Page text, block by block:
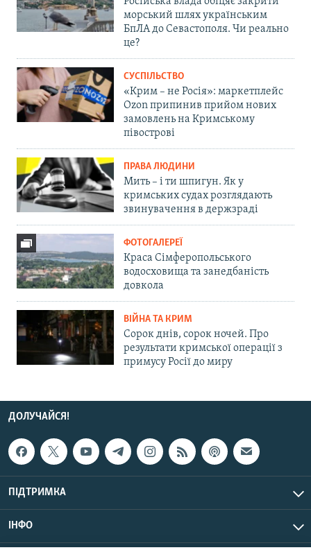
морський шлях українським
БпЛА до Севастополя. Чи реально
це?
СУСПІЛЬСТВО
«Крим – не Росія»: маркетплейс
Ozon припинив прийом нових
замовлень на Кримському
півострові
ПРАВА ЛЮДИНИ
Мить – і ти шпигун. Як у
кримських судах розглядають
звинувачення в держзраді
ФОТОГАЛЕРЕЇ
Краса Сімферопольського
водосховища та занедбаність
довкола
ВІЙНА ТА КРИМ
Сорок днів, сорок ночей. Про
результати кримської операції з
примусу Росії до миру
ДОЛУЧАЙСЯ!
ПІДТРИМКА
ІНФО